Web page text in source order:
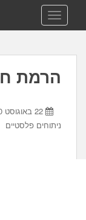
NAVIGATION
הרמת
22 באוגוסט 2010
ניתוחים פלסטיים